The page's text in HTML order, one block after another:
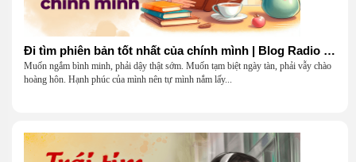
Đi tìm phiên bản tốt nhất của chính mình | Blog Radio 903
Muốn ngắm bình minh, phải dậy thật sớm. Muốn tạm biệt ngày tàn, phải vẫy chào
hoàng hôn. Hạnh phúc của mình nên tự mình nắm lấy...